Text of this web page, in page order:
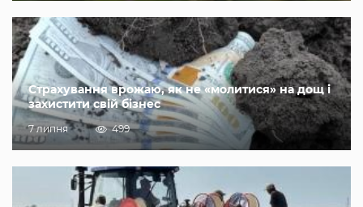
Страхування врожаю, як не «молитися» на дощ і
захистити свій бізнес
7 липня 499